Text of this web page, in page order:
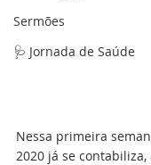
Sermões
🩺 Jornada de Saúde
Nessa primeira
2020 já se